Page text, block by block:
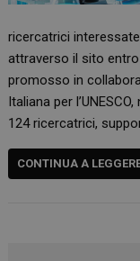
ricercatrici
attraverso il sito
promosso in
Italiana per
124 ricercatrici,
CONTINUA A